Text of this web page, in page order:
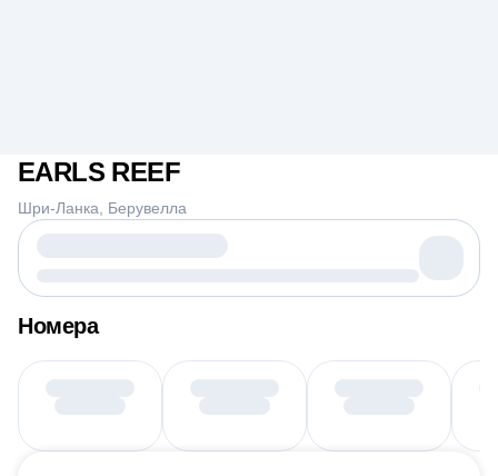
EARLS REEF
Шри-Ланка Берувелла
Номера